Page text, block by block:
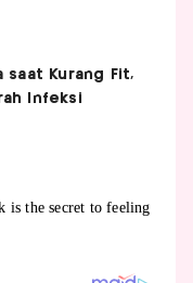
saat Kurang Fit,
Infeksi